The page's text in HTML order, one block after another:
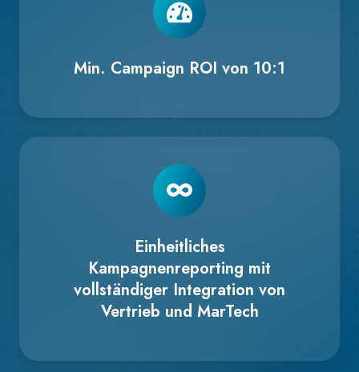
Min. Campaign ROI von 10:1
Einheitliches
Kampagnenreporting mit
vollständiger Integration von
Vertrieb und MarTech